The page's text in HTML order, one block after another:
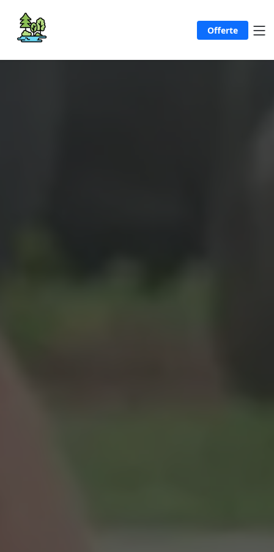
Offerte